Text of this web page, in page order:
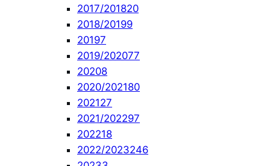
2017/201820
2018/20199
20197
2019/202077
20208
2020/202180
202127
2021/202297
202218
2022/2023246